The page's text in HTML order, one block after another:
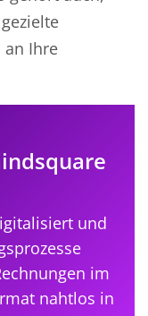
an Ihre
und
im
nahtlos in